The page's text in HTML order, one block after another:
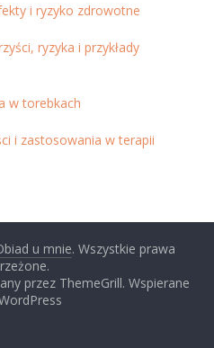
i ryzyko zdrowotne
ryzyka i przykłady
w torebkach
i zastosowania w terapii
u mnie. Wszystkie prawa
przez ThemeGrill. Wspierane